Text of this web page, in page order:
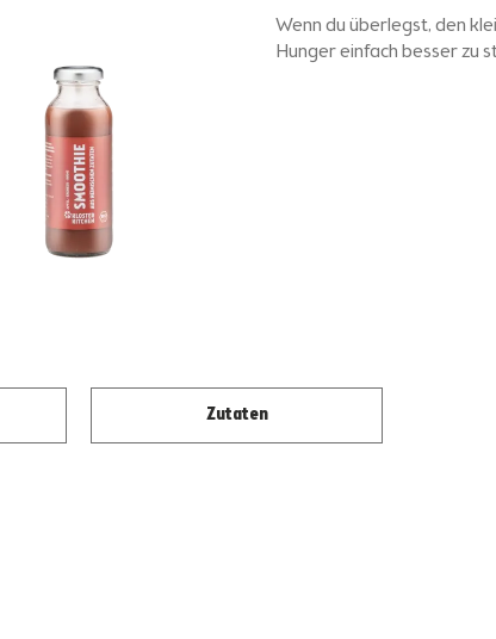
Wenn du überlegst, den
Hunger einfach besser zu
Zutaten